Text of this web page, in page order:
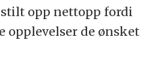
opp nettopp fordi
opplevelser de ønsket